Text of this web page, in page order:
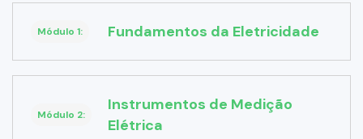
Módulo 1: Fundamentos da Eletricidade
Módulo 2:
Instrumentos de Medição
Elétrica